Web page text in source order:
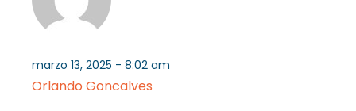
marzo 13, 2025 - 8:02 am
Orlando Goncalves